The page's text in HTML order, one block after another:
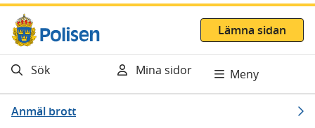
Gå direkt till innehåll
Lämna sidan
Sök Mina sidor Meny
Anmäl brott